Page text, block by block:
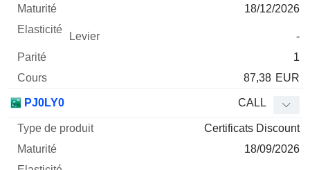
18/12/2026
-
1
87,38 EUR
PJ0LY0 CALL
Certificats Discount
18/09/2026